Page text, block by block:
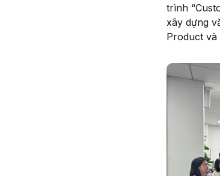
trình
xây dựng
Product